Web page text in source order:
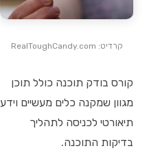
קרדיט: RealToughCandy.com
קורס בודק תוכנה כולל תוכן
מגוון שמקנה כלים מעשיים וידע
תיאורטי לכניסה לתהליך
בדיקות התוכנה.